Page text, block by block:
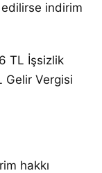
edilirse indirim
TL İşsizlik
Gelir Vergisi
hakkı